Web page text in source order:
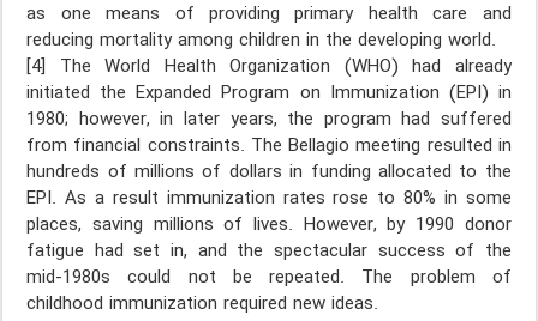
as one means of providing primary health care and
reducing mortality among children in the developing world.
[4] The World Health Organization (WHO) had already
initiated the Expanded Program on Immunization (EPI) in
1980; however, in later years, the program had suffered
from financial constraints. The Bellagio meeting resulted in
hundreds of millions of dollars in funding allocated to the
EPI. As a result immunization rates rose to 80% in some
places, saving millions of lives. However, by 1990 donor
fatigue had set in, and the spectacular success of the
mid-1980s could not be repeated. The problem of
childhood immunization required new ideas.